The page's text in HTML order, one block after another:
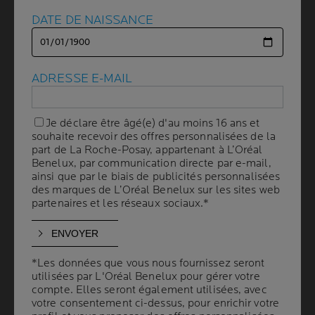
WHAT ARE THEYUSED
WHERE DO THEY
?
The silicones we use allow us to achieve a wide range
of textures and a high level of product performance,
especially in terms of shine and lightness.
We favor the use of silicones which have the least
environmental impact. Furthermore, efforts are
biodegradability of our formulas in general.
WHY ARE THEYQUESTIONED?
Silicones are accused of plumping up the hair and the
DATE DE NAISSANCE
ADRESSE E-MAIL
Je déclare être âgé(e) d'au moins 16 ans et
souhaite recevoir des offres personnalisées de la
part de La Roche-Posay, appartenant à L’Oréal
Benelux, par communication directe par e-mail,
ainsi que par le biais de publicités personnalisées
des marques de L’Oréal Benelux sur les sites web
partenaires et les réseaux sociaux.*
*Les données que vous nous fournissez seront
utilisées par L'Oréal Benelux pour gérer votre
compte. Elles seront également utilisées, avec
votre consentement ci-dessus, pour enrichir votre
DATE DE NAISSANCE
ADRESSE E-MAIL
Je déclare être âgé(e) d'au moins 16 ans et
souhaite recevoir des offres personnalisées de la
part de La Roche-Posay, appartenant à L’Oréal
Benelux, par communication directe par e-mail,
ainsi que par le biais de publicités personnalisées
des marques de L’Oréal Benelux sur les sites web
partenaires et les réseaux sociaux.*
*Les données que vous nous fournissez seront
utilisées par L'Oréal Benelux pour gérer votre
compte. Elles seront également utilisées, avec
votre consentement ci-dessus, pour enrichir votre